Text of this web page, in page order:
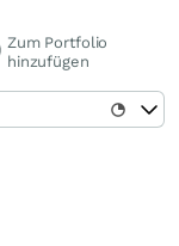
Zum Portfolio
hinzufügen